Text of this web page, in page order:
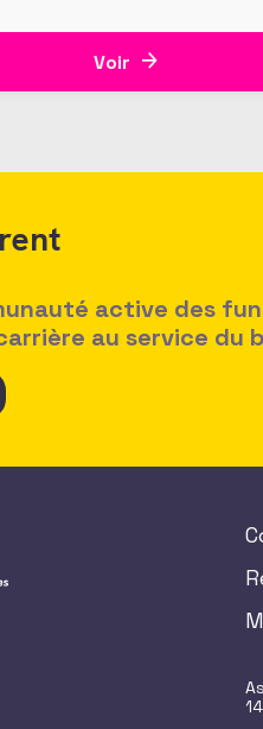
Voir
active des
au service du